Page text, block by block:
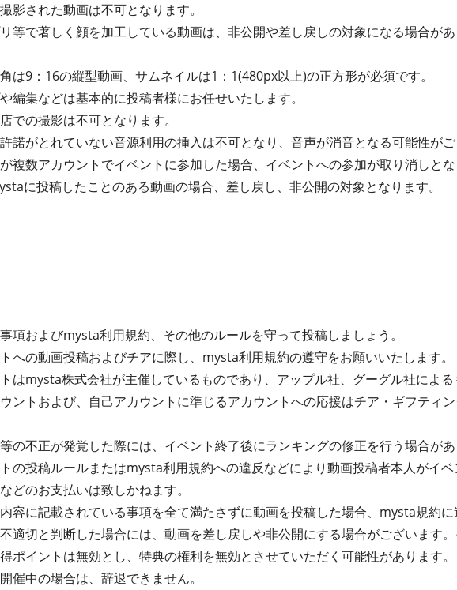
影された動画は不可となります。
等で著しく顔を加工している動画は、非公開や差し戻しの対象になる場合が
は9：16の縦型動画、サムネイルは1：1(480px以上)の正方形が必須です。
編集などは基本的に投稿者様にお任せいたします。
での撮影は不可となります。
諾がとれていない音源利用の挿入は不可となり、音声が消音となる可能性がご
複数アカウントでイベントに参加した場合、イベントへの参加が取り消しとな
に投稿したことのある動画の場合、差し戻し、非公開の対象となります。
項およびmysta利用規約、その他のルールを守って投稿しましょう。
への動画投稿およびチアに際し、mysta利用規約の遵守をお願いいたします。
はmysta株式会社が主催しているものであり、アップル社、グーグル社による
ントおよび、自己アカウントに準じるアカウントへの応援はチア・ギフティ
の不正が発覚した際には、イベント終了後にランキングの修正を行う場合があ
の投稿ルールまたはmysta利用規約への違反などにより動画投稿者本人がイ
どのお支払いは致しかねます。
容に記載されている事項を全て満たさずに動画を投稿した場合、mysta規約
適切と判断した場合には、動画を差し戻しや非公開にする場合がございます
ポイントは無効とし、特典の権利を無効とさせていただく可能性があります。
催中の場合は、辞退できません。